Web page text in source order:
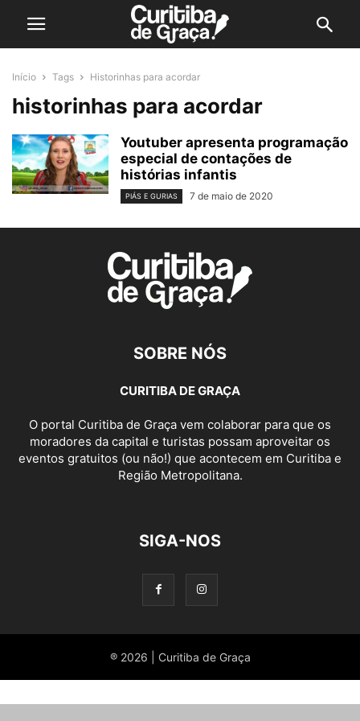
Início Tags Historinhas para acordar
historinhas para acordar
Youtuber apresenta programação
especial de contações de
histórias infantis
PIÁS E GURIAS 7 de maio de 2020
SOBRE NÓS
CURITIBA DE GRAÇA
O portal Curitiba de Graça vem colaborar para que os
moradores da capital e turistas possam aproveitar os
eventos gratuitos (ou não!) que acontecem em Curitiba e
Região Metropolitana.
SIGA-NOS
® 2026 | Curitiba de Graça